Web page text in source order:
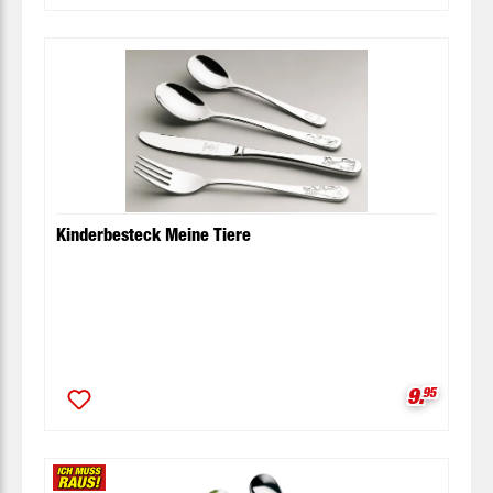
Kinderbesteck Meine Tiere
9.95